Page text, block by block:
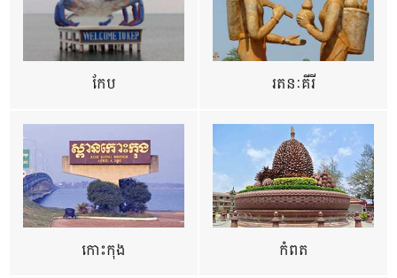
កែប រតនៈគីរី
កោះកុង កំពត